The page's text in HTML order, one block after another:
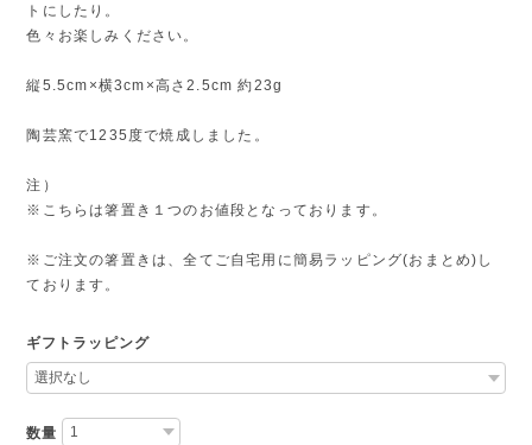
トにしたり。
色々お楽しみください。
縦5.5cm×横3cm×高さ2.5cm 約23g
陶芸窯で1235度で焼成しました。
注）
※こちらは箸置き１つのお値段となっております。
※ご注文の箸置きは、全てご自宅用に簡易ラッピング(おまとめ)し
ております。
ギフトラッピング
数量